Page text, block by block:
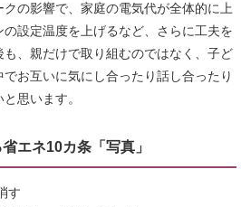
の影響で、家庭の電気代が全体的に上
設定温度を上げるなど、さらに工夫を
、親だけで取り組むのではなく、子ど
お互いに気にし合ったり話し合ったり
思います。
エネ10カ条「写真」
す